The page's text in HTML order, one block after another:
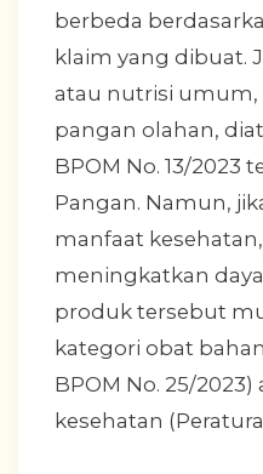
berbeda
klaim yang dibuat.
atau nutrisi
pangan olahan,
BPOM No. 13/2023
Pangan. Namun,
manfaat
meningkatkan
produk tersebut
kategori obat
BPOM No. 25/
kesehatan